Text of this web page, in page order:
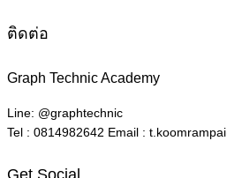
ติดต่อ
Graph Technic Academy
Line: @graphtechnic
Tel : 0814982642 Email :